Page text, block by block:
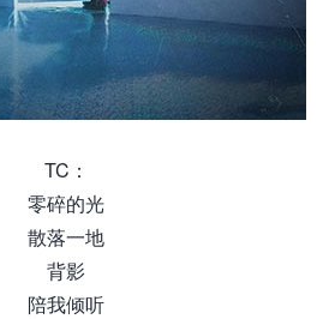
TC：
零碎的光
散落一地
背影
陪我倾听